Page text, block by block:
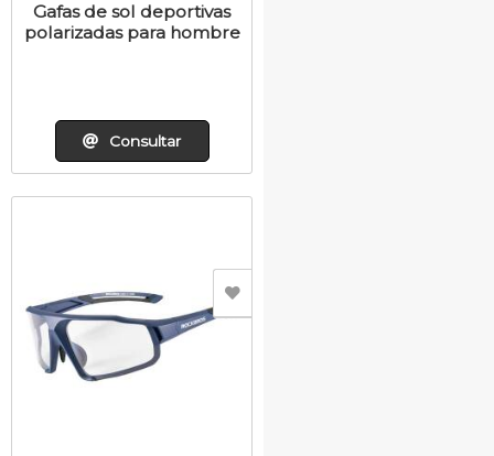
Gafas de sol deportivas
polarizadas para hombre
Consultar